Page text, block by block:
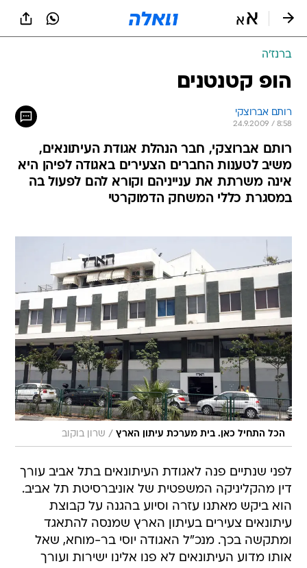
ברנז'ה
הופ קטנטנים
רותם אברוצקי
24.9.2009 / 8:58
רותם אברוצקי, חבר הנהלת אגודת העיתונאים,
משיב לטענות החברים הצעירים באגודה לפיהן היא
אינה משרתת את ענייניהם וקורא להם לפעול בה
במסגרת כללי המשחק הדמוקרטי
הכל התחיל כאן. בית מערכת עיתון הארץ / שרון בוקוב
לפני שנתיים פנה לאגודת העיתונאים בתל אביב עורך
דין מהקליניקה המשפטית של אוניברסיטת תל אביב.
הוא ביקש מאתנו עזרה וסיוע בהגנה על קבוצת
עיתונאים צעירים בעיתון הארץ שמנסה להתאגד
ומתקשה בכך. מנכ"ל האגודה יוסי בר-מוחא, שאל
אותו מדוע העיתונאים לא פנו אלינו ישירות ועורך